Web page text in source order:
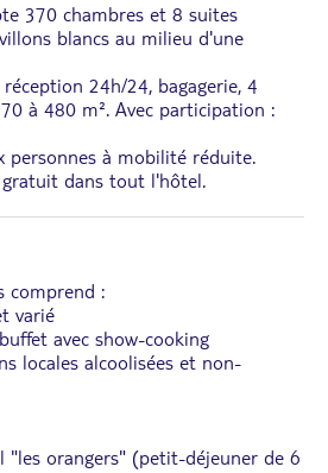
370 chambres et 8 suites
blancs au milieu d'une
24h/24, bagagerie, 4
à 480 m². Avec participation :
personnes à mobilité réduite.
dans tout l'hôtel.
comprend :
varié
avec show-cooking
locales alcoolisées et non-
"les orangers" (petit-déjeuner de 6